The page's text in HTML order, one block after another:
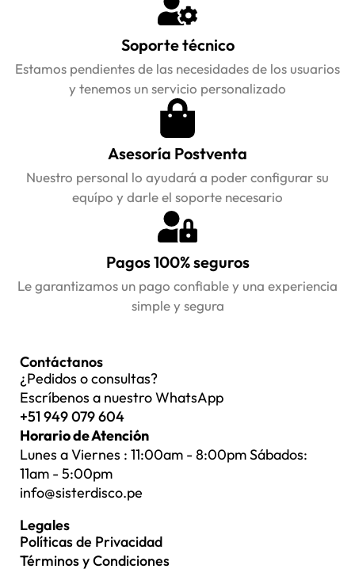
Soporte técnico
Estamos pendientes de las necesidades de los usuarios
y tenemos un servicio personalizado
Asesoría Postventa
Nuestro personal lo ayudará a poder configurar su
equípo y darle el soporte necesario
Pagos 100% seguros
Le garantizamos un pago confiable y una experiencia
simple y segura
Contáctanos
¿Pedidos o consultas?
Escríbenos a nuestro WhatsApp
+51 949 079 604
Horario de Atención
Lunes a Viernes : 11:00am - 8:00pm Sábados:
11am - 5:00pm
info@sisterdisco.pe
Legales
Políticas de Privacidad
Términos y Condiciones